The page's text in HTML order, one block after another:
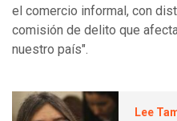
el comercio informal, con
comisión de delito que
nuestro país".
Lee